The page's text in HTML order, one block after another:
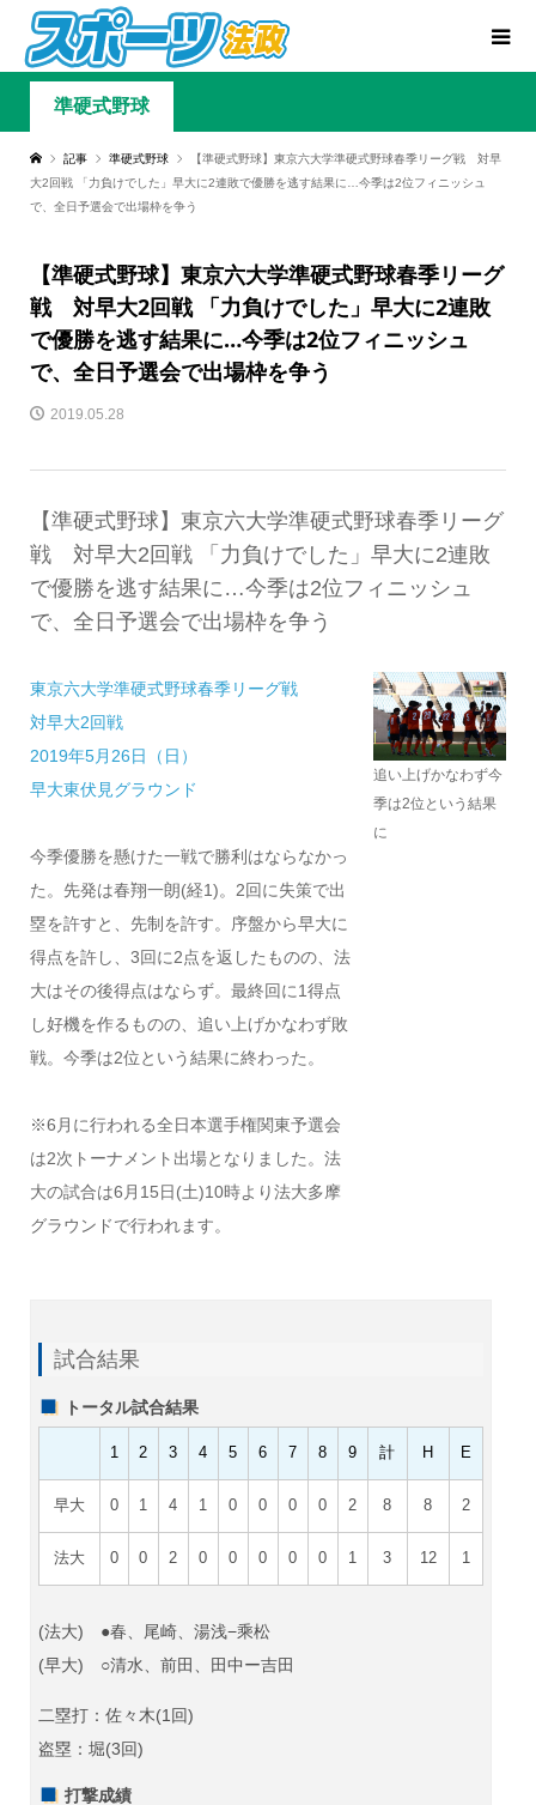
準硬式野球
記事 準硬式野球
【準硬式野球】東京六大学準硬式野球春季リーグ戦 対早
大2回戦 「力負けでした」早大に2連敗で優勝を逃す結果に…今季は2位フィニッシュ
で、全日予選会で出場枠を争う
【準硬式野球】東京六大学準硬式野球春季リーグ
戦 対早大2回戦 「力負けでした」早大に2連敗
で優勝を逃す結果に…今季は2位フィニッシュ
で、全日予選会で出場枠を争う
2019.05.28
【準硬式野球】東京六大学準硬式野球春季リーグ
戦 対早大2回戦 「力負けでした」早大に2連敗
で優勝を逃す結果に…今季は2位フィニッシュ
で、全日予選会で出場枠を争う
東京六大学準硬式野球春季リーグ戦
対早大2回戦
2019年5月26日（日）
早大東伏見グラウンド
今季優勝を懸けた一戦で勝利はならなかっ
た。先発は春翔一朗(経1)。2回に失策で出
塁を許すと、先制を許す。序盤から早大に
得点を許し、3回に2点を返したものの、法
大はその後得点はならず。最終回に1得点
し好機を作るものの、追い上げかなわず敗
戦。今季は2位という結果に終わった。
※6月に行われる全日本選手権関東予選会
は2次トーナメント出場となりました。法
大の試合は6月15日(土)10時より法大多摩
グラウンドで行われます。
追い上げかなわず今
季は2位という結果
に
試合結果
トータル試合結果
1 2 3 4 5 6 7 8 9 計 H E
早大 0 1 4 1 0 0 0 0 2 8 8 2
法大 0 0 2 0 0 0 0 0 1 3 12 1
(法大) ●春、尾崎、湯浅−乘松
(早大) ○清水、前田、田中ー吉田
二塁打：佐々木(1回)
盗塁：堀(3回)
打撃成績